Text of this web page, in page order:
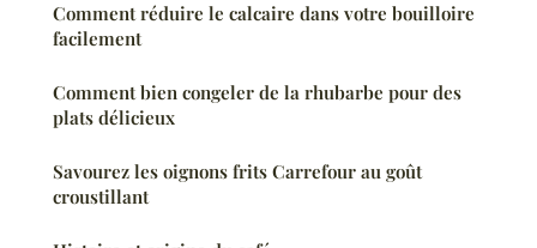
Comment réduire le calcaire dans votre bouilloire
facilement
Comment bien congeler de la rhubarbe pour des
plats délicieux
Savourez les oignons frits Carrefour au goût
croustillant